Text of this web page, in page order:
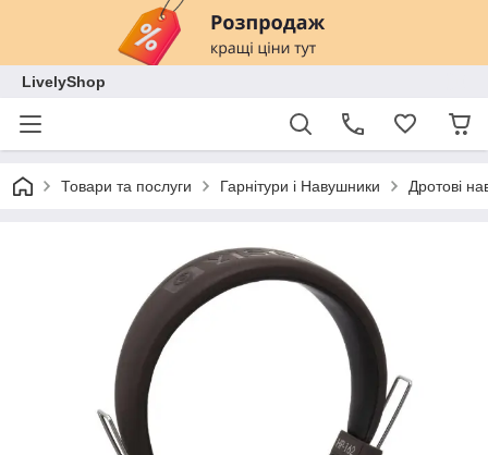
LivelyShop
Товари та послуги Гарнітури і Навушники Дротові